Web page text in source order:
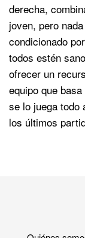
derecha,
joven, pero
condicionado
todos estén
ofrecer un
equipo que
se lo juega todo
los últimos